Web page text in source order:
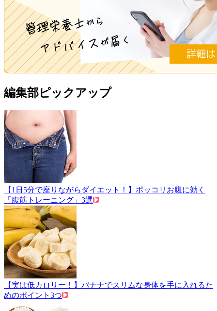
編集部ピックアップ
【1日5分で座りながらダイエット！】ポッコリお腹に効く
「腹筋トレーニング」3選
【実は低カロリー！】バナナでスリムな身体を手に入れるた
めのポイント3つ